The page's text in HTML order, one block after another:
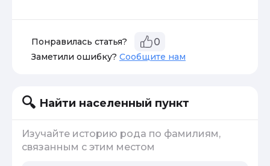
Понравилась статья? 0
Заметили ошибку? Сообщите нам
Найти населенный пункт
Изучайте историю рода по фамилиям,
связанным с этим местом